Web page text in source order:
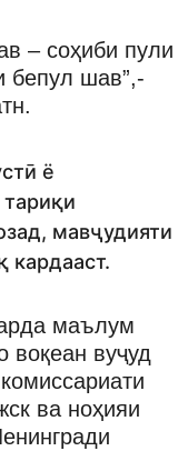
– соҳиби пули
бепул шав”,-
ё
мавҷудияти
кардааст.
маълум
воқеан вуҷуд
ва ноҳияи